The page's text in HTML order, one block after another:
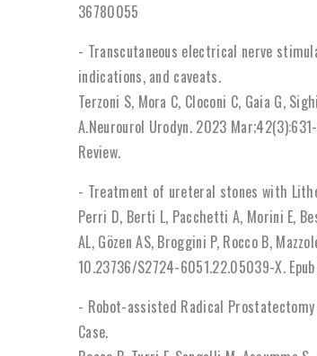
36780055
- Transcutaneous electrical nerve
indications, and caveats.
Terzoni S, Mora C, Cloconi C, Gaia G,
A.Neurourol Urodyn. 2023
Review.
- Treatment of ureteral stones with
Perri D, Berti L, Pacchetti A, Morini E,
AL, Gözen AS, Broggini P, Rocco B,
10.23736/S2724-6051.22.05039-X.
- Robot-assisted Radical
Case.